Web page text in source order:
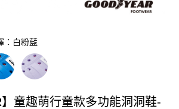
：白粉藍
】童趣萌行童款多功能洞洞鞋-